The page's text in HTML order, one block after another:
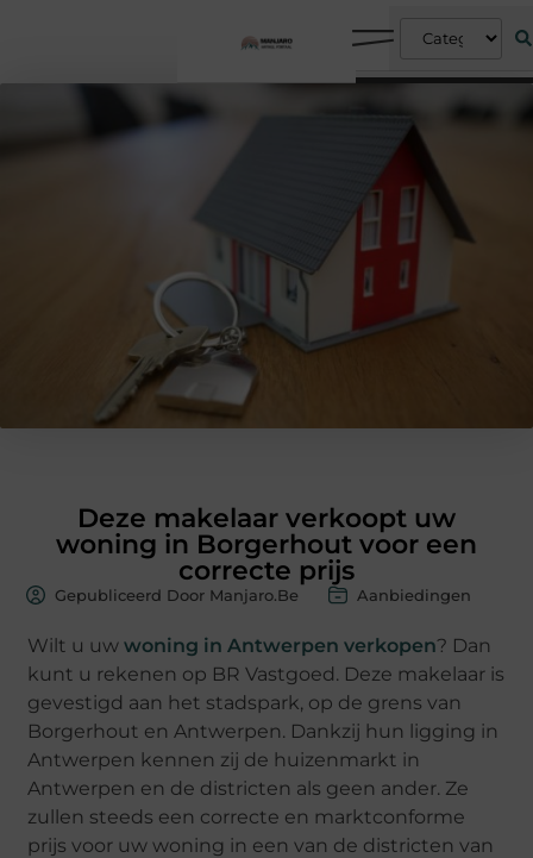
Deze makelaar verkoopt uw
woning in Borgerhout voor een
correcte prijs
Gepubliceerd Door Manjaro.be Aanbiedingen
Wilt u uwwoning in Antwerpen verkopen? Dan
kunt u rekenen op BR Vastgoed. Deze makelaar is
gevestigd aan het stadspark, op de grens van
Borgerhout en Antwerpen. Dankzij hun ligging in
Antwerpen kennen zij de huizenmarkt in
Antwerpen en de districten als geen ander. Ze
zullen steeds een correcte en marktconforme
prijs voor uw woning in een van de districten van